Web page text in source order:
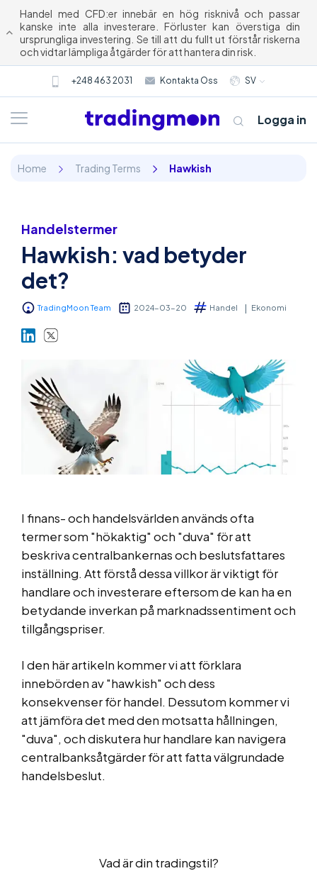
Handel med CFD:er innebär en hög risknivå och passar
kanske inte alla investerare. Förluster kan överstiga din
ursprungliga investering. Se till att du fullt ut förstår riskerna
och vidtar lämpliga åtgärder för att hantera din risk.
+248 463 2031 Kontakta Oss SV
Om oss
Trading
Marknader
Plattformar
Information
Logga in
Home Trading Terms Hawkish
Handelstermer
Hawkish: vad betyder
det?
TradingMoon Team 2024-03-20 Handel Ekonomi
I finans- och handelsvärlden används ofta
termer som "hökaktig" och "duva" för att
beskriva centralbankernas och beslutsfattares
inställning. Att förstå dessa villkor är viktigt för
handlare och investerare eftersom de kan ha en
betydande inverkan på marknadssentiment och
tillgångspriser.
I den här artikeln kommer vi att förklara
innebörden av "hawkish" och dess
konsekvenser för handel. Dessutom kommer vi
att jämföra det med den motsatta hållningen,
"duva", och diskutera hur handlare kan navigera
centralbanksåtgärder för att fatta välgrundade
handelsbeslut.
Vad är din tradingstil?